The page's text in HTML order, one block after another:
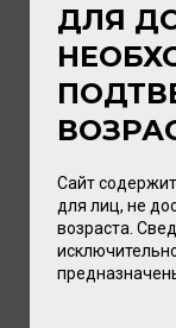
Clos Malverne
ДЛЯ
Сайт
для лиц, не
возраста.